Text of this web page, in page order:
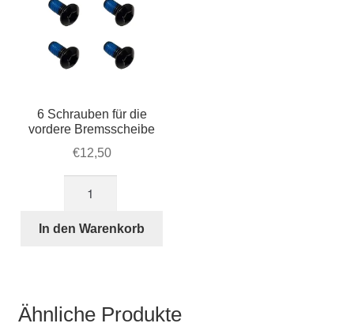
6 Schrauben für die
vordere Bremsscheibe
€12,50
für
In den Warenkorb
Ähnliche Produkte